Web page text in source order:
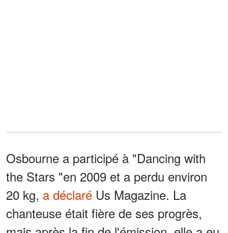
Osbourne a participé à "Dancing with
the Stars "en 2009 et a perdu environ
20 kg, a déclaré Us Magazine. La
chanteuse était fière de ses progrès,